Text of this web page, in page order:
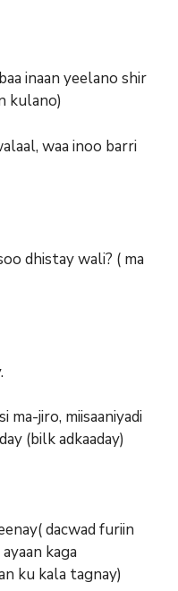
inaan yeelano shir
kulano)
waa inoo barri
dhistay wali? ( ma
ma-jiro, miisaaniyadi
(bilk adkaaday)
dacwad furiin
kaga
ku kala tagnay)